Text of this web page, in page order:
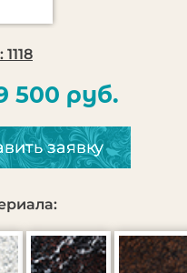
500 руб.
заявку